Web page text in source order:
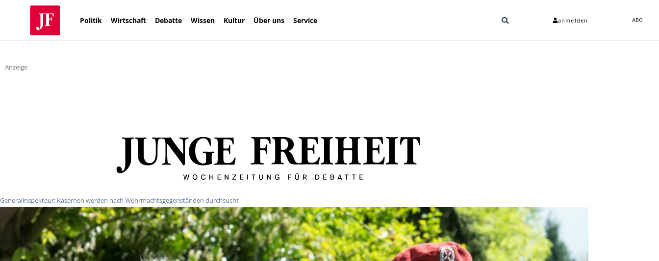
Politik Wirtschaft Debatte Wissen Kultur Über uns Service anmelden ABO
Anzeige
Generalinspekteur: Kasernen werden nach Wehrmachtsgegenständen durchsucht